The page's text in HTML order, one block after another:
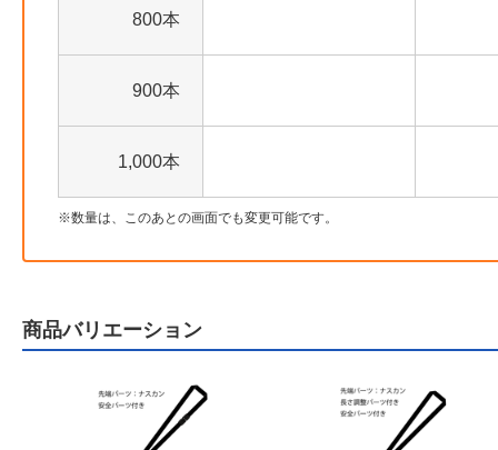
800本
900本
1,000本
数量は、このあとの画面でも変更可能です。
商品バリエーション